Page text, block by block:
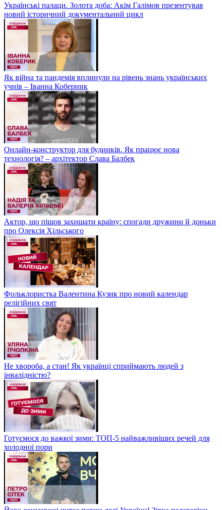
Українські палаци. Золота доба: Акім Галімов презентував
новий історичний документальний цикл
Як війна та пандемія вплинули на рівень знань українських
учнів – Іванна Коберник
Онлайн-конструктор для будинків. Як працює нова
технологія? – архітектор Слава Балбек
Актор, що пішов захищати країну: спогади дружини й доньки
про Олексія Хільського
Фольклористка Валентина Кузик про новий календар
релігійних свят
Не хвороба, а стан! Як українці сприймають людей з
інвалідністю?
Готуємося до важкої зими: ТОП-5 найважливіших речей для
холодної пори